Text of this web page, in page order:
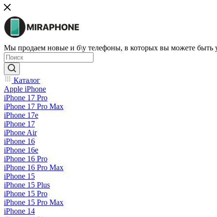
Мы продаем новые и б\у телефоны, в которых вы можете быть
Каталог
Apple iPhone
iPhone 17 Pro
iPhone 17 Pro Max
iPhone 17e
iPhone 17
iPhone Air
iPhone 16
iPhone 16e
iPhone 16 Pro
iPhone 16 Pro Max
iPhone 15
iPhone 15 Plus
iPhone 15 Pro
iPhone 15 Pro Max
iPhone 14